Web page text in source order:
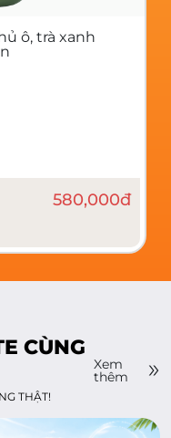
400,000đ
CÙNG
THẬT!
Xem
thêm